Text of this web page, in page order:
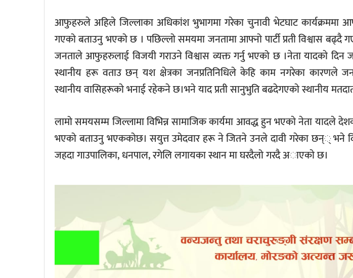
आफुहरुले अहिले जिल्लाका अधिकांश भुभागमा गरेका चुनावी भेटघाट कार्यक्रममा
गएको बताउनु भएको छ । पछिल्लो समयमा जनतामा आफ्नो पार्टी प्रती विश्वास बढ्दै
जनताले आफुहरुलाई विजयी गराउने विश्वास व्यक्त गर्नु भएको छ ।नेता यादकाे दिन
स्थानीय हरू वताउ छन् यश क्षेत्रका जनप्रतिनिधिले केहि काम नगरेका कारणले
स्थानीय वासिहरूकाे भनाई रहेकने छ।भने याद प्रती सानुभुति बढदेगएकाे स्थानीय
लामो समयसम्म जिल्लामा विभिन्न सामाजिक कार्यमा आवद्ध हुन भएकाे नेता यादले
भएकाे बताउनु भएककाेछ। सयुत्त उमेदवार हरू ने जितने उनले दावी गरेका छन्् भने
जहदा गाउपालिका, धनपाल, रगेलि लगायका स्थान मा घरदैलो गरदै अाएकाे छ।